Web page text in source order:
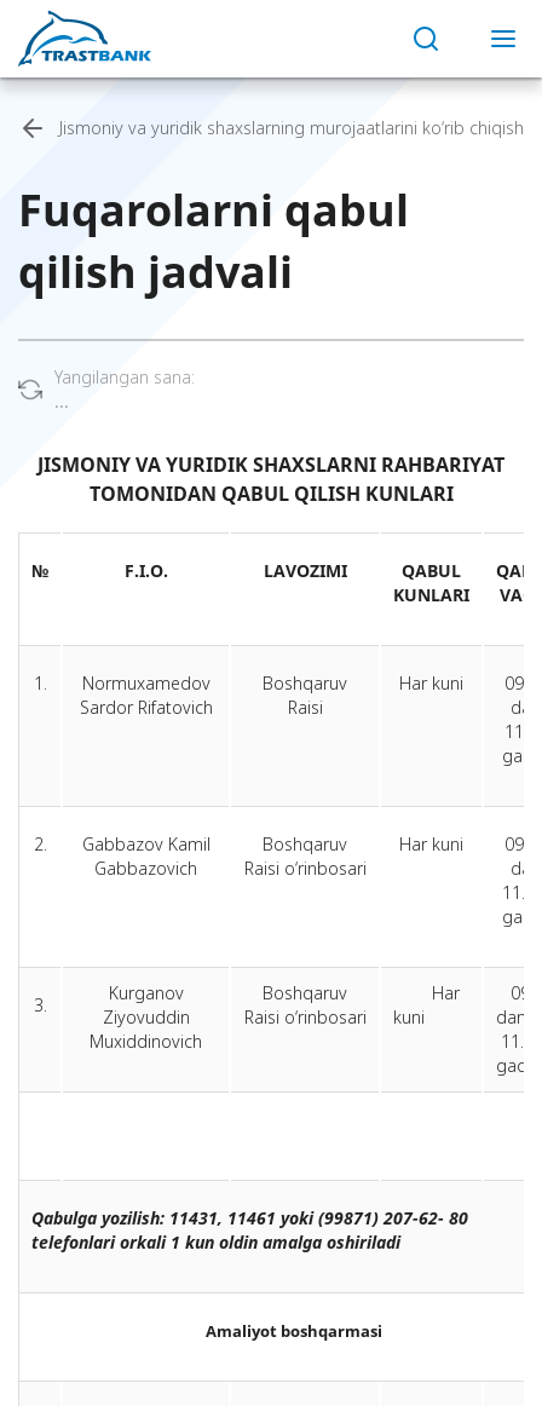
Jismoniy va yuridik shaxslarning murojaatlarini ko‘rib chiqish
Fuqarolarni qabul
qilish jadvali
Yangilangan sana:
...
JISMONIY VA YURIDIK SHAXSLARNI RAHBARIYAT
TOMONIDAN QABUL QILISH KUNLARI
№ F.I.O. LAVOZIMI
QABUL
KUNLARI
1.
Normuxamedov
Sardor Rifatovich
Boshqaruv
Raisi
Har kuni
dan
2.
Gabbazov Kamil
Gabbazovich
Boshqaruv
Raisi o‘rinbosari
Har kuni
dan
3.
Kurganov
Ziyovuddin
Muxiddinovich
Boshqaruv
Raisi o‘rinbosari
Har
kuni
dan
11.00
Qabulga yozilish: 11431, 11461 yoki (99871) 207-62- 80
telefonlari orkali 1 kun oldin amalga oshiriladi
Amaliyot boshqarmasi